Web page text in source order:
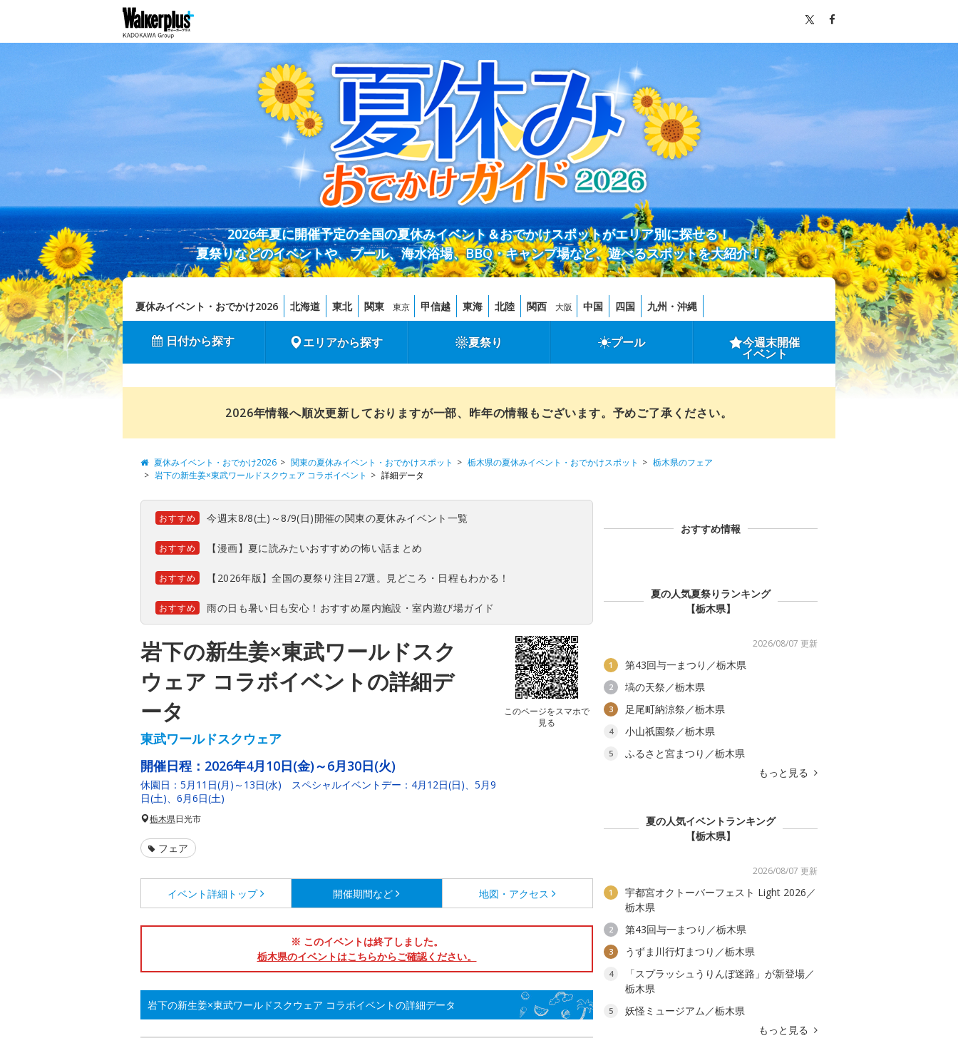
2026年夏に開催予定の全国の夏休みイベント＆おでかけスポットがエリア別に探せる！
夏祭りなどのイベントや、プール、海水浴場、BBQ・キャンプ場など、遊べるスポットを大紹介！
夏休みイベント・おでかけ2026 北海道 東北 関東 東京 甲信越 東海 北陸 関西 大阪 中国 四国 九州・沖縄
日付から探す エリアから探す 夏祭り プール 今週末開催
イベント
2026年情報へ順次更新しておりますが一部、昨年の情報もございます。予めご了承ください。
夏休みイベント・おでかけ2026 関東の夏休みイベント・おでかけスポット 栃木県の夏休みイベント・おでかけスポット
栃木県のフェア
岩下の新生姜×東武ワールドスクウェア コラボイベント
詳細データ
おすすめ 今週末8/8(土)～8/9(日)開催の関東の夏休みイベント一覧
おすすめ 【漫画】夏に読みたいおすすめの怖い話まとめ
おすすめ 【2026年版】全国の夏祭り注目27選。見どころ・日程もわかる！
おすすめ 雨の日も暑い日も安心！おすすめ屋内施設・室内遊び場ガイド
岩下の新生姜×東武ワールドスク
ウェア コラボイベントの詳細デ
ータ
東武ワールドスクウェア
このページをスマホで
見る
開催日程： 2026年4月10日(金)～6月30日(火)
休園日：5月11日(月)～13日(水) スペシャルイベントデー：4月12日(日)、5月9
日(土)、6月6日(土)
栃木県日光市
フェア
イベント詳細 トップ 開催期間など 地図・アクセス
※ このイベントは終了しました。
栃木県のイベントはこちらからご確認ください。
岩下の新生姜×東武ワールドスクウェア コラボイベントの詳細データ
おすすめ情報
夏の人気夏祭りランキング
【栃木県】
2026/08/07 更新
1 第43回与一まつり／栃木県
2 塙の天祭／栃木県
3 足尾町納涼祭／栃木県
4 小山祇園祭／栃木県
5
ふるさと宮まつり／栃木県
もっと見る
夏の人気イベントランキング
【栃木県】
2026/08/07 更新
1
宇都宮オクトーバーフェスト Light 2026／
栃木県
2 第43回与一まつり／栃木県
3 うずま川行灯まつり／栃木県
4
「スプラッシュうりんぼ迷路」が新登場／
栃木県
5
妖怪ミュージアム／栃木県
もっと見る